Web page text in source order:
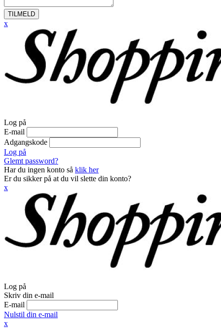
TILMELD
x
Log på
E-mail
Adgangskode
Log på
Glemt password?
Har du ingen konto så klik her
Er du sikker på at du vil slette din konto?
x
Log på
Skriv din e-mail
E-mail
Nulstil din e-mail
x